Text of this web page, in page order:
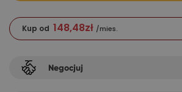
Kup od 148,48zł /mies.
Negocjuj